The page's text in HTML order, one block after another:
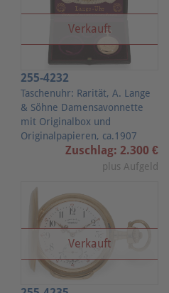
Verkauft
255-4232
Taschenuhr: Rarität, A. Lange
& Söhne Damensavonnette
mit Originalbox und
Originalpapieren, ca.1907
Zuschlag: 2.300 €
plus Aufgeld
Verkauft